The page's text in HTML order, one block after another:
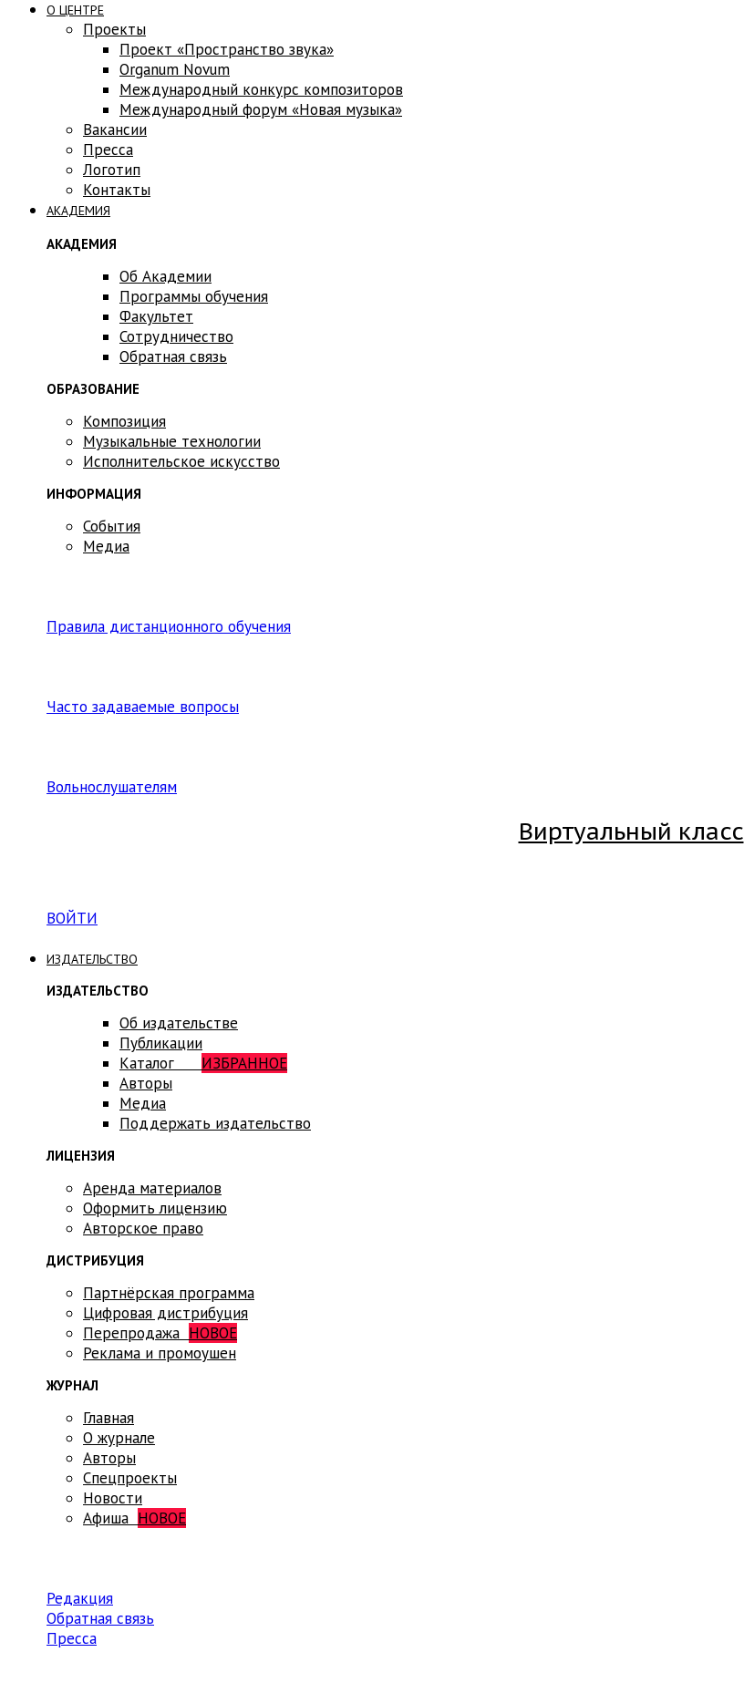
О ЦЕНТРЕ
Проекты
Проект «Пространство звука»
Оrganum Novum
Международный конкурс композиторов
Международный форум «Новая музыка»
Вакансии
Пресса
Логотип
Контакты
АКАДЕМИЯ
АКАДЕМИЯ
Об Академии
Программы обучения
Факультет
Сотрудничество
Обратная связь
ОБРАЗОВАНИЕ
Композиция
Музыкальные технологии
Исполнительское искусство
ИНФОРМАЦИЯ
События
Медиа
Правила дистанционного обучения
Часто задаваемые вопросы
Вольнослушателям
Виртуальный класс
ВОЙТИ
ИЗДАТЕЛЬСТВО
ИЗДАТЕЛЬСТВО
Об издательстве
Публикации
Каталог ИЗБРАННОЕ
Авторы
Медиа
Поддержать издательство
ЛИЦЕНЗИЯ
Аренда материалов
Оформить лицензию
Авторское право
ДИСТРИБУЦИЯ
Партнёрская программа
Цифровая дистрибуция
Перепродажа НОВОЕ
Реклама и промоушен
ЖУРНАЛ
Главная
О журнале
Авторы
Спецпроекты
Новости
Афиша НОВОЕ
Редакция
Обратная связь
Пресса